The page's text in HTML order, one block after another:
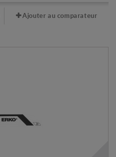
Ajouter au comparateur